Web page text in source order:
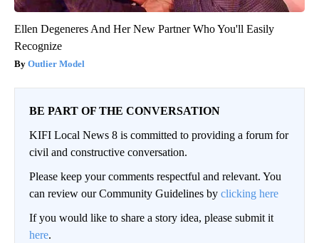
Ellen Degeneres And Her New Partner Who You'll Easily
Recognize
Outlier Model
BE PART OF THE CONVERSATION
KIFI Local News 8 is committed to providing a forum for
civil and constructive conversation.
Please keep your comments respectful and relevant. You
can review our Community Guidelines by clicking here
If you would like to share a story idea, please submit it
here.